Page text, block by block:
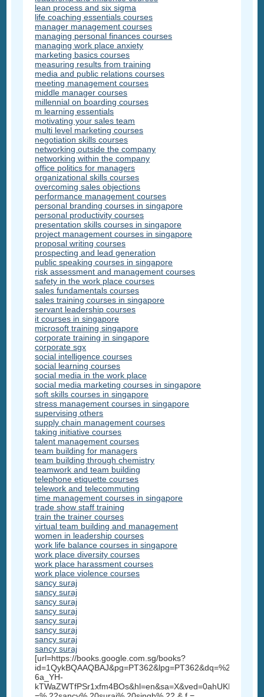
lean process and six sigma
life coaching essentials courses
manager management courses
managing personal finances courses
managing work place anxiety
marketing basics courses
measuring results from training
media and public relations courses
meeting management courses
middle manager courses
millennial on boarding courses
m learning essentials
motivating your sales team
multi level marketing courses
negotiation skills courses
networking outside the company
networking within the company
office politics for managers
organizational skills courses
overcoming sales objections
performance management courses
personal branding courses in singapore
personal productivity courses
presentation skills courses in singapore
project management courses in singapore
proposal writing courses
prospecting and lead generation
public speaking courses in singapore
risk assessment and management courses
safety in the work place courses
sales fundamentals courses
sales training courses in singapore
servant leadership courses
it courses in singapore
microsoft training singapore
corporate training in singapore
corporate sgx
social intelligence courses
social learning courses
social media in the work place
social media marketing courses in singapore
soft skills courses in singapore
stress management courses in singapore
supervising others
supply chain management courses
taking initiative courses
talent management courses
team building for managers
team building through chemistry
teamwork and team building
telephone etiquette courses
telework and telecommuting
time management courses in singapore
trade show staff training
train the trainer courses
virtual team building and management
women in leadership courses
work life balance courses in singapore
work place diversity courses
work place harassment courses
work place violence courses
sancy suraj
sancy suraj
sancy suraj
sancy suraj
sancy suraj
sancy suraj
sancy suraj
sancy suraj
[url=https://books.google.com.sg/books?
6a_YH-